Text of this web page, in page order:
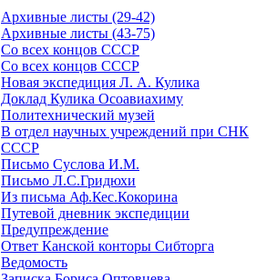
Архивные листы (29-42)
Архивные листы (43-75)
Со всех концов СССР
Со всех концов СССР
Новая экспедиция Л. А. Кулика
Доклад Кулика Осоавиахиму
Политехнический музей
В отдел научных учреждений при СНК
СССР
Письмо Суслова И.М.
Письмо Л.С.Гридюхи
Из письма Аф.Кес.Кокорина
Путевой дневник экспедиции
Предупреждение
Ответ Канской конторы Сибторга
Ведомость